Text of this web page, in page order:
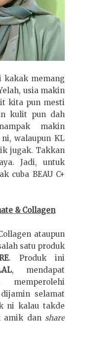
kakak memang
usia makin
kita pun mesti
kulit pun dah
makin
walaupun KL
jugak. Takkan
Jadi, untuk
cuba BEAU C+
& Collagen
ataupun
satu produk
. Produk ini
, mendapat
selamat
ni kalau takde
amik dan share